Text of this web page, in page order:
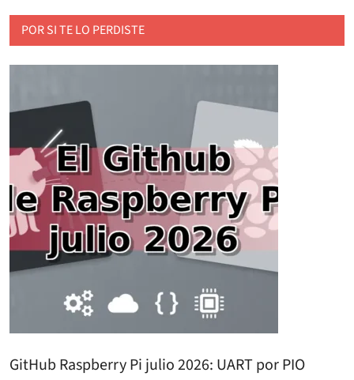
POR SI TE LO PERDISTE
GitHub Raspberry Pi julio 2026: UART por PIO